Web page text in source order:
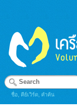
ชื่อ, คีย์เวิร์ด, คำค้น